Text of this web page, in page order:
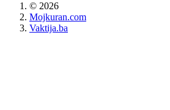
© 2026
Mojkuran.com
Vaktija.ba